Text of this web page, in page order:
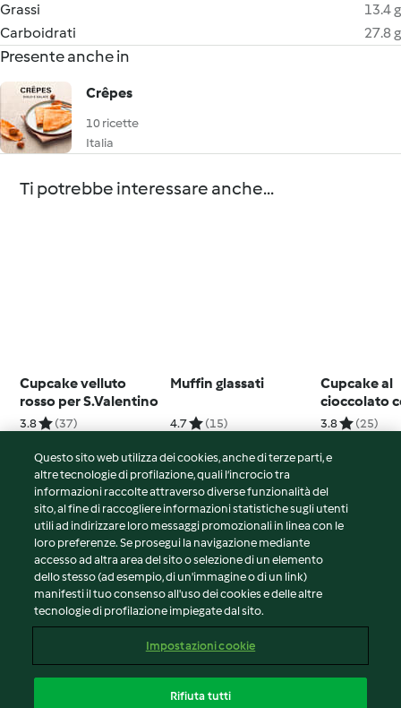
Grassi
13.4 g
Carboidrati
27.8 g
Presente anche in
Crêpes
10 ricette
Italia
Ti potrebbe interessare anche...
Cupcake velluto
rosso per S.Valentino
3.8 (37)
Muffin glassati
4.7 (15)
Cupcake al
cioccolato
ganache
3.8 (25)
© Copyright 2026
Termini del servizio
Informativa sulla privacy
Avvertenze generali
Note legali
Contenuto del rapporto
Questo sito web utilizza dei cookies, anche di terze parti, e
altre tecnologie di profilazione, quali l’incrocio tra
informazioni raccolte attraverso diverse funzionalità del
sito, al fine di raccogliere informazioni statistiche sugli utenti
utili ad indirizzare loro messaggi promozionali in linea con le
loro preferenze. Se prosegui la navigazione mediante
accesso ad altra area del sito o selezione di un elemento
dello stesso (ad esempio, di un'immagine o di un link)
manifesti il tuo consenso all'uso dei cookies e delle altre
tecnologie di profilazione impiegate dal sito.
Impostazioni cookie
Rifiuta tutti